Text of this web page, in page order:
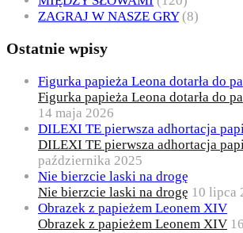
ZAGRAJ W NASZE GRY(8)
Ostatnie wpisy
Figurka papieża Leona dotarła do
Figurka papieża Leona dotarła do
14 maja 2026
DILEXI TE pierwsza adhortacja
DILEXI TE pierwsza adhortacja
października 2025
Nie bierzcie laski na drogę
Nie bierzcie laski na drogę 10 lipca
Obrazek z papieżem Leonem XIV
Obrazek z papieżem Leonem XIV